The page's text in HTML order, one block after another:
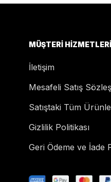
MÜŞTERI HIZMETLERI
İletişim
Mesafeli Satış
Satıştaki Tüm
Gizlilik Politikası
Geri Ödeme ve İade